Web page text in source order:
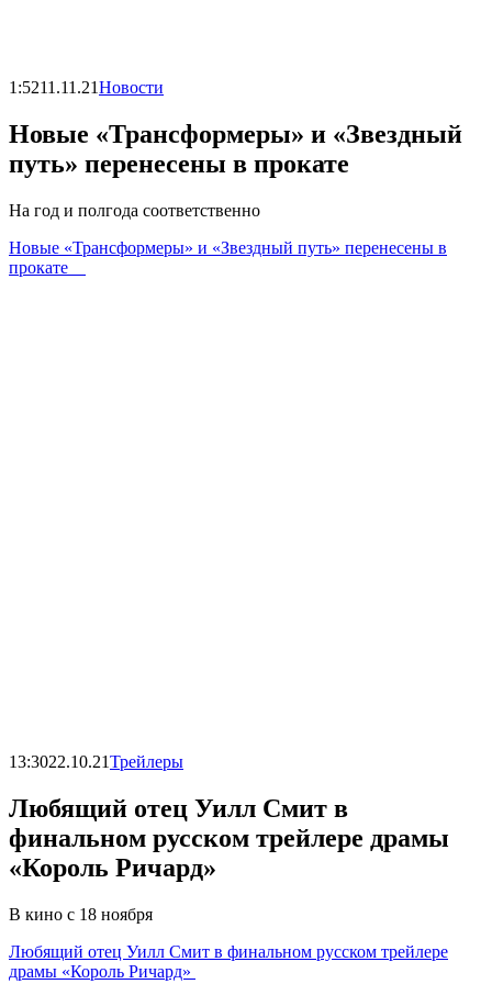
1:5211.11.21Новости
Новые «Трансформеры» и «Звездный
путь» перенесены в прокате
На год и полгода соответственно
Новые «Трансформеры» и «Звездный путь» перенесены в
прокате
13:3022.10.21Трейлеры
Любящий отец Уилл Смит в
финальном русском трейлере драмы
«Король Ричард»
В кино с 18 ноября
Любящий отец Уилл Смит в финальном русском трейлере
драмы «Король Ричард»